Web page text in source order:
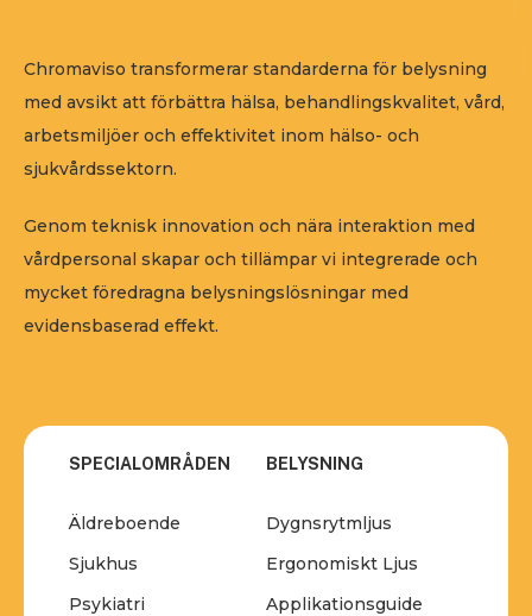
Chromaviso transformerar standarderna för belysning
med avsikt att förbättra hälsa, behandlingskvalitet, vård,
arbetsmiljöer och effektivitet inom hälso- och
sjukvårdssektorn.
Genom teknisk innovation och nära interaktion med
vårdpersonal skapar och tillämpar vi integrerade och
mycket föredragna belysningslösningar med
evidensbaserad effekt.
SPECIALOMRÅDEN
Äldreboende
Sjukhus
Psykiatri
BELYSNING
Dygnsrytmljus
Ergonomiskt Ljus
Applikationsguide